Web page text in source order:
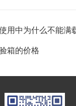
用中为什么不能满
箱的价格